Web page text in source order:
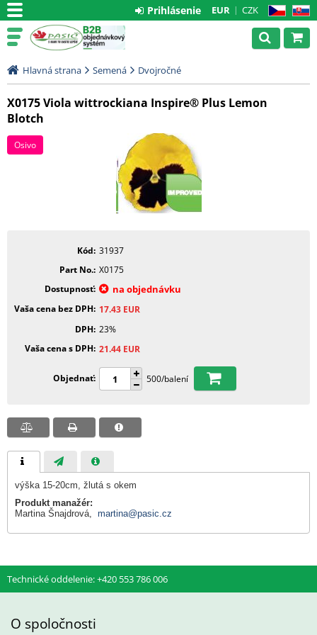
CZ SK
EUR CZK
Prihlásenie
Hlavná strana Semená Dvojročné
X0175 Viola wittrockiana Inspire® Plus Lemon
Blotch
Osivo
Kód 31937
Part No. X0175
Dostupnosť
na objednávku
Vaša cena bez DPH 17.43 EUR
DPH 23%
Vaša cena s DPH 21.44 EUR
Objednať 500/balení
výška 15-20cm, žlutá s okem
Produkt manažér:
Martina Šnajdrová, martina@pasic.cz
Technické oddelenie: +420 553 786 006
O spoločnosti